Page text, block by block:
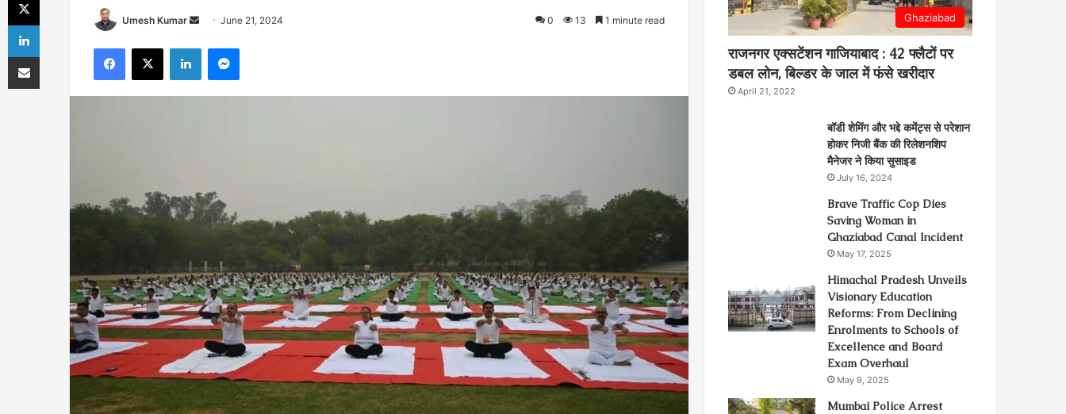
Umesh Kumar
Send
email
June 21, 2024 0 13 1 minute read
Facebook
X LinkedInMessenger
Ghaziabad
राजनगर एक्सटेंशन गाजियाबाद : 42 फ्लैटों पर
डबल लोन, बिल्डर के जाल में फंसे खरीदार
April 21, 2022
बॉडी शेमिंग और भद्दे कमेंट्स से परेशान
होकर निजी बैंक की रिलेशनशिप
मैनेजर ने किया सुसाइड
July 16, 2024
Brave Traffic Cop Dies
Saving Woman in
Ghaziabad Canal Incident
May 17, 2025
Himachal Pradesh Unveils
Visionary Education
Reforms: From Declining
Enrolments to Schools of
Excellence and Board
Exam Overhaul
May 9, 2025
Mumbai Police Arrest
LinkedIn
Share via Email